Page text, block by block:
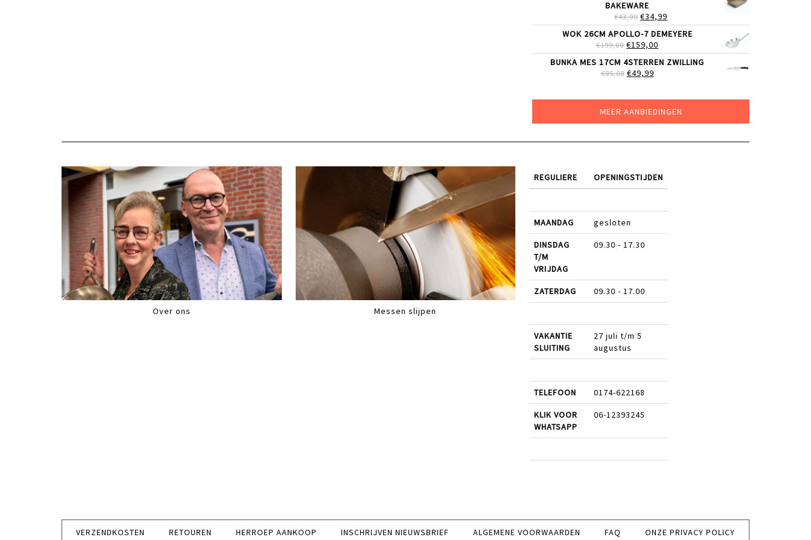
€219,00.
BAKEWARE
€43,99 OORSPRONKELIJKE
PRIJS
WAS:
€43,99.
€34,99
PRIJS
IS:
WOK 26CM APOLLO-7 DEMEYERE
€199,00 OORSPRONKELIJKE
PRIJS
WAS:
€199,00.
€159,00
PRIJS
IS:
BUNKA MES 17CM 4STERREN ZWILLING
€85,00 OORSPRONKELIJKE
€49,99HUIDIGE
MEER AANBIEDINGEN
Over ons Messen slijpen
REGULIERE OPENINGSTIJDEN
MAANDAG gesloten
DINSDAG
T/M
VRIJDAG
09.30 - 17.30
ZATERDAG 09.30 - 17.00
VAKANTIE
SLUITING
27 juli t/m 5
augustus
TELEFOON 0174-622168
KLIK VOOR
WHATSAPP
06-12393245
VERZENDKOSTEN RETOUREN HERROEP AANKOOP INSCHRIJVEN NIEUWSBRIEF ALGEMENE VOORWAARDEN FAQ ONZE PRIVACY POLICY